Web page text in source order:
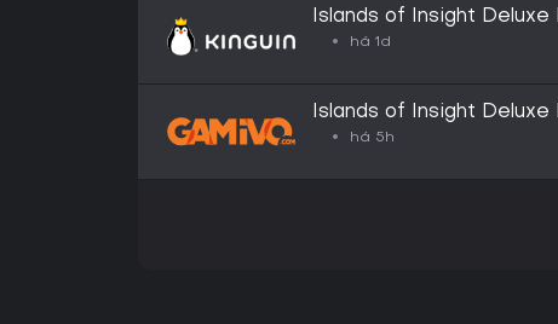
Islands of Insight
há 1d
Islands of Insight
há 5h